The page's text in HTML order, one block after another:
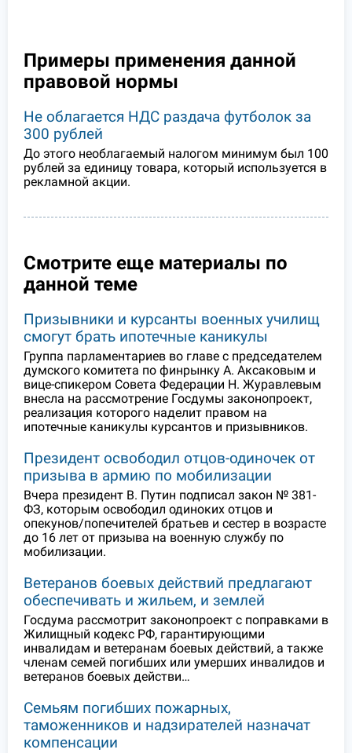
Примеры применения данной
правовой нормы
Не облагается НДС раздача футболок за
300 рублей
До этого необлагаемый налогом минимум был 100
рублей за единицу товара, который используется в
рекламной акции.
Смотрите еще материалы по
данной теме
Призывники и курсанты военных училищ
смогут брать ипотечные каникулы
Группа парламентариев во главе с председателем
думского комитета по финрынку А. Аксаковым и
вице-спикером Совета Федерации Н. Журавлевым
внесла на рассмотрение Госдумы законопроект,
реализация которого наделит правом на
ипотечные каникулы курсантов и призывников.
Президент освободил отцов-одиночек от
призыва в армию по мобилизации
Вчера президент В. Путин подписал закон № 381-
ФЗ, которым освободил одиноких отцов и
опекунов/попечителей братьев и сестер в возрасте
до 16 лет от призыва на военную службу по
мобилизации.
Ветеранов боевых действий предлагают
обеспечивать и жильем, и землей
Госдума рассмотрит законопроект с поправками в
Жилищный кодекс РФ, гарантирующими
инвалидам и ветеранам боевых действий, а также
членам семей погибших или умерших инвалидов и
ветеранов боевых действи…
Семьям погибших пожарных,
таможенников и надзирателей назначат
компенсации